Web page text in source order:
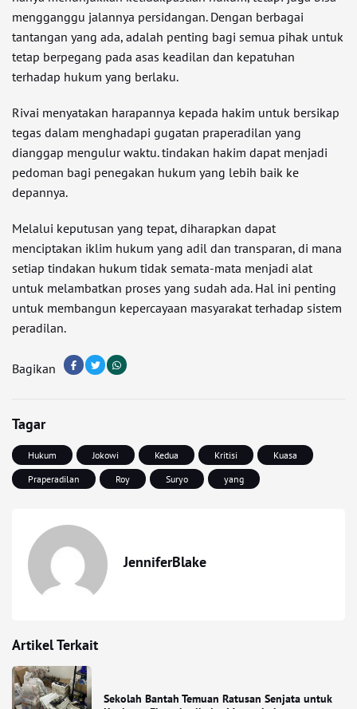
mengganggu jalannya persidangan. Dengan berbagai
tantangan yang ada, adalah penting bagi semua pihak untuk
tetap berpegang pada asas keadilan dan kepatuhan
terhadap hukum yang berlaku.
Rivai menyatakan harapannya kepada hakim untuk bersikap
tegas dalam menghadapi gugatan praperadilan yang
dianggap mengulur waktu. tindakan hakim dapat menjadi
pedoman bagi penegakan hukum yang lebih baik ke
depannya.
Melalui keputusan yang tepat, diharapkan dapat
menciptakan iklim hukum yang adil dan transparan, di mana
setiap tindakan hukum tidak semata-mata menjadi alat
untuk melambatkan proses yang sudah ada. Hal ini penting
untuk membangun kepercayaan masyarakat terhadap sistem
peradilan.
Bagikan
Tagar
Hukum Jokowi Kedua Kritisi
Kuasa
Praperadilan
Roy Suryo yang
JenniferBlake
Artikel Terkait
Sekolah Bantah Temuan Ratusan Senjata untuk